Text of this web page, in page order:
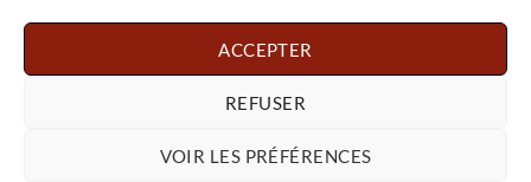
ACCEPTER
REFUSER
VOIR LES PRÉFÉRENCES
English Deutsch